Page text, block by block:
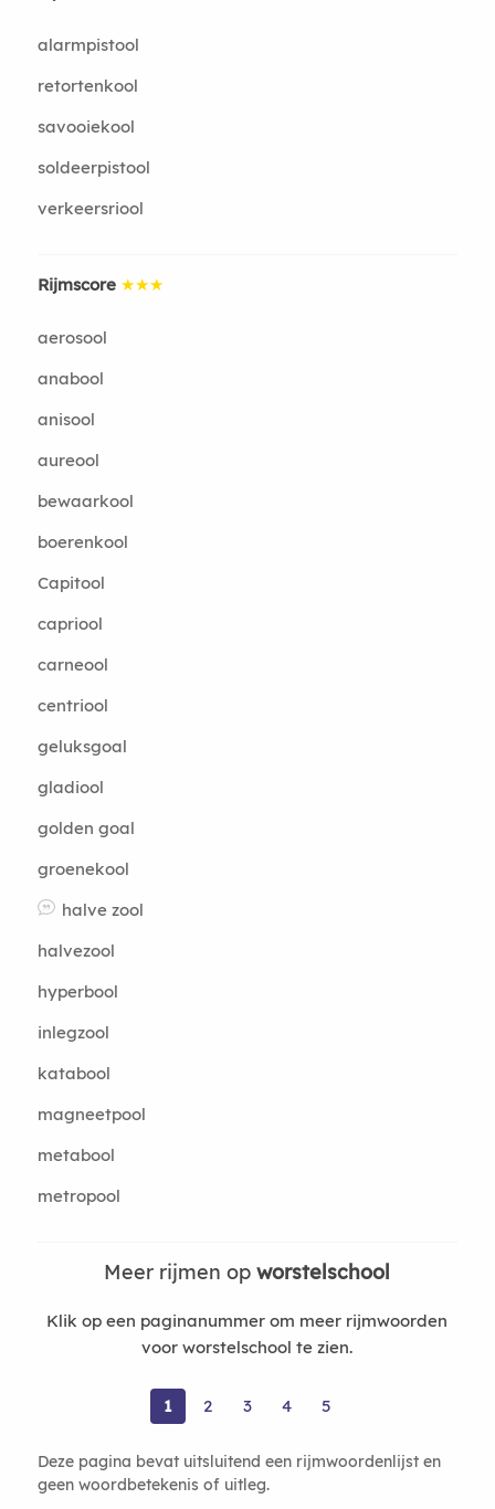
alarmpistool
retortenkool
savooiekool
soldeerpistool
verkeersriool
Rijmscore ★★★
aerosool
anabool
anisool
aureool
bewaarkool
boerenkool
Capitool
capriool
carneool
centriool
geluksgoal
gladiool
golden goal
groenekool
halve zool
halvezool
hyperbool
inlegzool
katabool
magneetpool
metabool
metropool
Meer rijmen opworstelschool
Klik op een paginanummer om meer rijmwoorden
voor worstelschool te zien.
1 2 3 4 5
Deze pagina bevat uitsluitend een rijmwoordenlijst en
geen woordbetekenis of uitleg.